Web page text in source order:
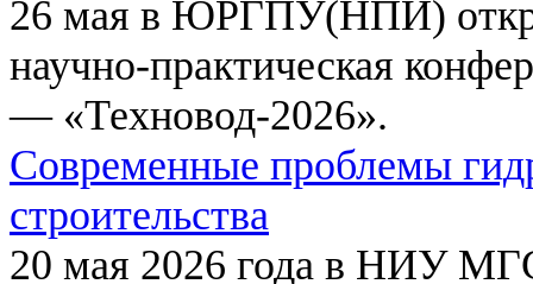
26 мая в ЮРГПУ(НПИ)
научно-практическая
— «Техновод-2026».
Современные проблемы
строительства
20 мая 2026 года в НИУ